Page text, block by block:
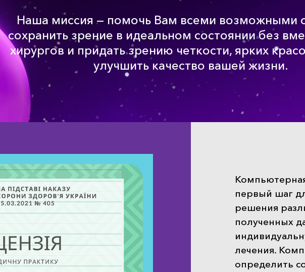
Наша миссия — помочь Вам всеми возможными
сохранить зрение в идеальном состоянии без
хирургов и придать зрению четкости, ярких
улучшить качество вашей жизни.
первый шаг
решения
полученных
лечения.
определить